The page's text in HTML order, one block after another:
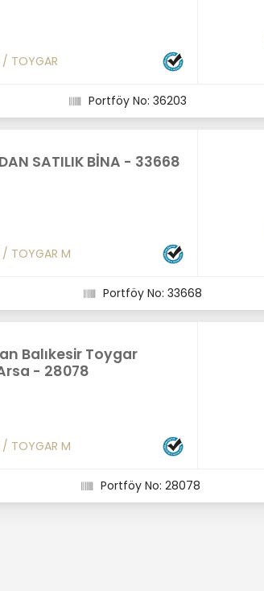
/ TOYGAR
Portföy No: 36203
SATILIK BİNA - 33668
/ TOYGAR M
Portföy No: 33668
Balıkesir Toygar
- 28078
/ TOYGAR M
Portföy No: 28078